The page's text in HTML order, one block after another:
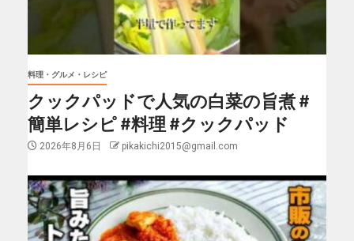
料理・グルメ・レシピ
クックパッドで人気の白菜の旨煮 #
簡単レシピ #料理 #クックパッド
2026年8月6日 pikakichi2015@gmail.com